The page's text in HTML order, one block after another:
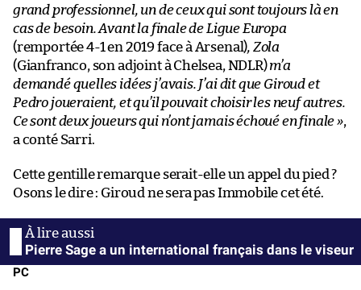
grand professionnel, un de ceux qui sont toujours là en
cas de besoin. Avant la finale de Ligue Europa
(remportée 4-1 en 2019 face à Arsenal), Zola
(Gianfranco, son adjoint à Chelsea, NDLR)m’a
demandé quelles idées j’avais. J’ai dit que Giroud et
Pedro joueraient, et qu’il pouvait choisir les neuf autres.
Ce sont deux joueurs qui n’ont jamais échoué en finale »,
a conté Sarri.
Cette gentille remarque serait-elle un appel du pied ?
Osons le dire : Giroud ne sera pas Immobile cet été.
Pierre Sage a un international français dans le viseur
PC